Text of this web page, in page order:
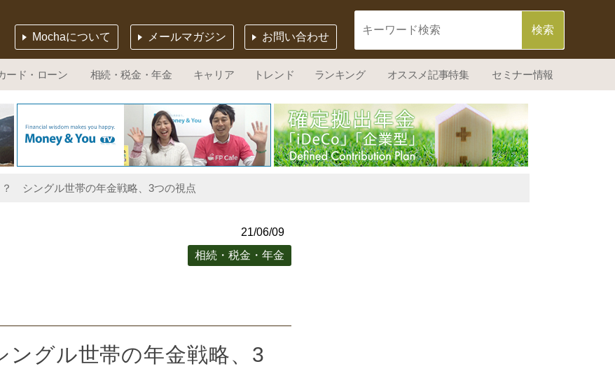
お問い合わせ
メールマガジン
Mochaについて
ード・ローン 相続・税金・年金 キャリア トレンド ランキング オススメ記事特集 セミナー情報
？ シングル世帯の年金戦略、3つの視点
21/06/09
相続・税金・年金
グル世帯の年金戦略、3